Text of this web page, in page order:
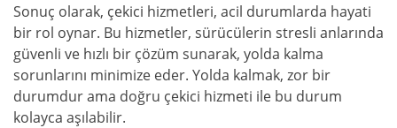
Sonuç olarak, çekici hizmetleri, acil durumlarda hayati
bir rol oynar. Bu hizmetler, sürücülerin stresli anlarında
güvenli ve hızlı bir çözüm sunarak, yolda kalma
sorunlarını minimize eder. Yolda kalmak, zor bir
durumdur ama doğru çekici hizmeti ile bu durum
kolayca aşılabilir.